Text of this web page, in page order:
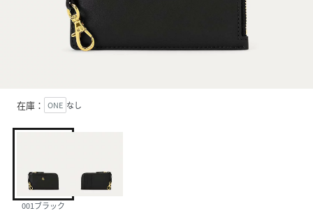
在庫： ONE なし
001ブラック